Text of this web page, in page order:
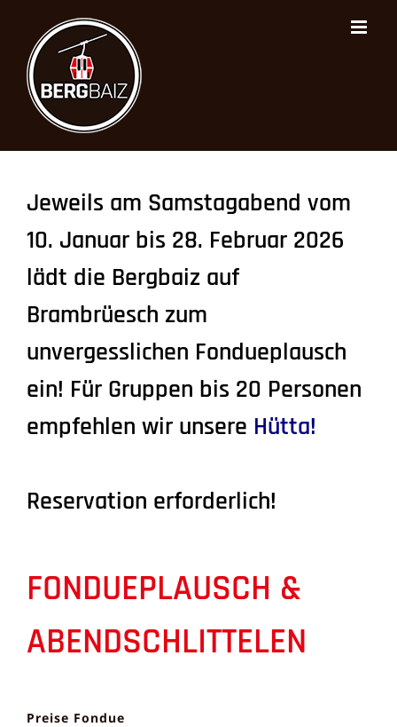
springen
Jeweils am Samstagabend vom
10. Januar bis 28. Februar 2026
lädt die Bergbaiz auf
Brambrüesch zum
unvergesslichen Fondueplausch
ein! Für Gruppen bis 20 Personen
empfehlen wir unsere Hütta!
Reservation erforderlich!
FONDUEPLAUSCH &
ABENDSCHLITTELEN
Preise Fondue